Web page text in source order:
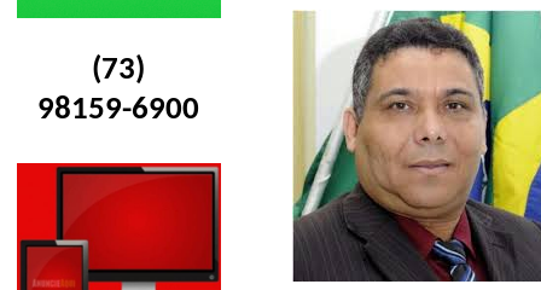
(73)
98159-6900